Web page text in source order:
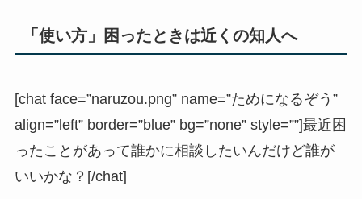
「使い方」困ったときは近くの知人へ
[chat face=”naruzou.png” name=”ためになるぞう”
align=”left” border=”blue” bg=”none” style=””]最近困
ったことがあって誰かに相談したいんだけど誰が
いいかな？[/chat]